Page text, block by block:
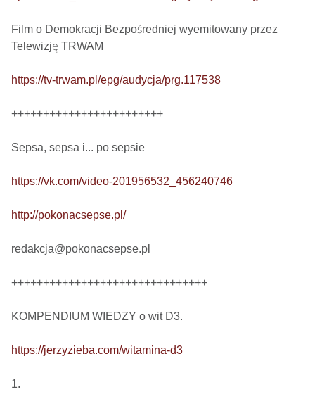
Film o Demokracji Bezpośredniej wyemitowany przez
Telewizję TRWAM
https://tv-trwam.pl/epg/audycja/prg.117538
++++++++++++++++++++++++
Sepsa, sepsa i... po sepsie
https://vk.com/video-201956532_456240746
http://pokonacsepse.pl/
redakcja@pokonacsepse.pl
+++++++++++++++++++++++++++++++
KOMPENDIUM WIEDZY o wit D3.
https://jerzyzieba.com/witamina-d3
1.